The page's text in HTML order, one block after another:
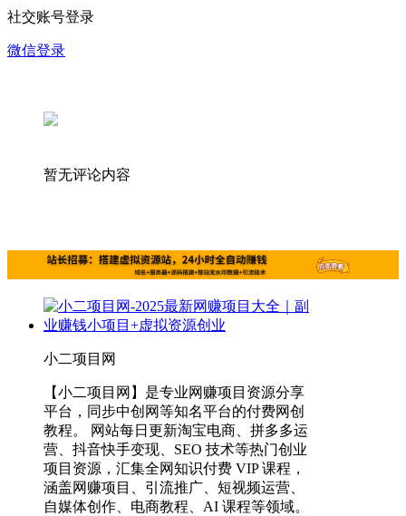
社交账号登录
微信登录
暂无评论内容
小二项目网
【小二项目网】是专业网赚项目资源分享
平台，同步中创网等知名平台的付费网创
教程。 网站每日更新淘宝电商、拼多多运
营、抖音快手变现、SEO 技术等热门创业
项目资源，汇集全网知识付费 VIP 课程，
涵盖网赚项目、引流推广、短视频运营、
自媒体创作、电商教程、AI 课程等领域。